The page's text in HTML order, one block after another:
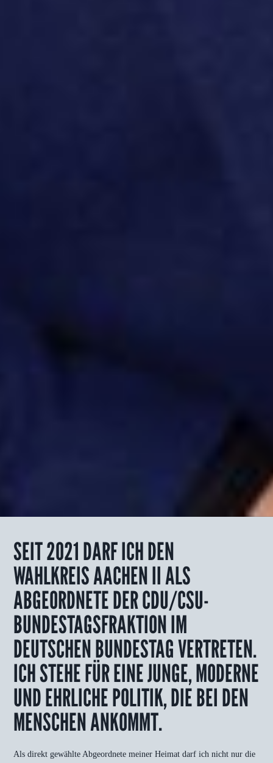
SEIT 2021 DARF ICH DEN
WAHLKREIS AACHEN IIALS
ABGEORDNETE DER CDU/CSU-
BUNDESTAGSFRAKTION IM
DEUTSCHEN BUNDESTAG VERTRETEN.
ICH STEHE FÜR EINE JUNGE, MODERNE
UNDEHRLICHE POLITIK,DIE BEI DEN
MENSCHEN ANKOMMT.
Als direkt gewählte Abgeordnete meiner Heimat darf ich nicht nur die